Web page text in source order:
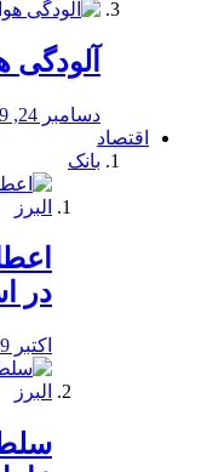
دسامبر 24, 2019
اقتصاد
بانک
در
اکتبر 19, 2019